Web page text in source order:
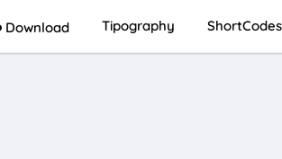
Download Tipography ShortCodes